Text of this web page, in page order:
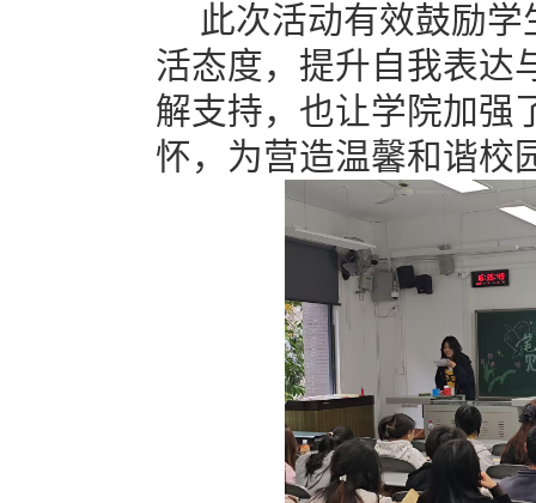
此次活动有效鼓励
活态度，提升自我表达
解支持，也让学院加强
怀，为营造温馨和谐校